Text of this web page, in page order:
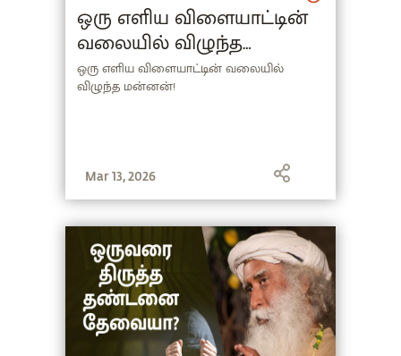
ஒரு எளிய விளையாட்டின்
வலையில் விழுந்த
மன்னன்! | Miracle of Mind
ஒரு எளிய விளையாட்டின் வலையில்
விழுந்த மன்னன்!
Mar 13, 2026